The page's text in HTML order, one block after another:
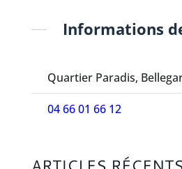
Informations
Quartier Paradis,
04 66 01 66 12